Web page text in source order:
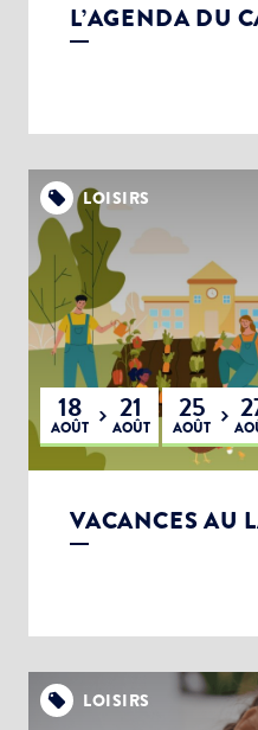
L’AGENDA DU
LOISIRS
18
AOÛT
21
AOÛT
25
AOÛT
VACANCES AU
LOISIRS
Newsletter Culture
Newsletter Sport et